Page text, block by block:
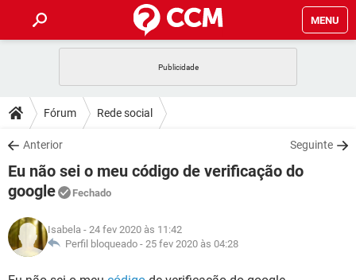
MENU
CELULAR
OUTLOOK
INSTAGRAM GMAIL
GUIA DE COMPRAS
DICAS
JOGOS
OUTLOOK
GUIA DE COMPRAS
DOWNLOADS
JOGOS WHATSAPP
CELULAR
OUTLOOK
INSTAGRAM
FÓRUM
CELULAR FACEBOOK
GLOSSÁRIO
JOGOS
Fórum Rede social
Anterior Seguinte
Eu não sei o meu código de verificação do
google
Fechado
Isabela - 24 fev 2020 às 11:42
Perfil bloqueado - 25 fev 2020 às 04:28